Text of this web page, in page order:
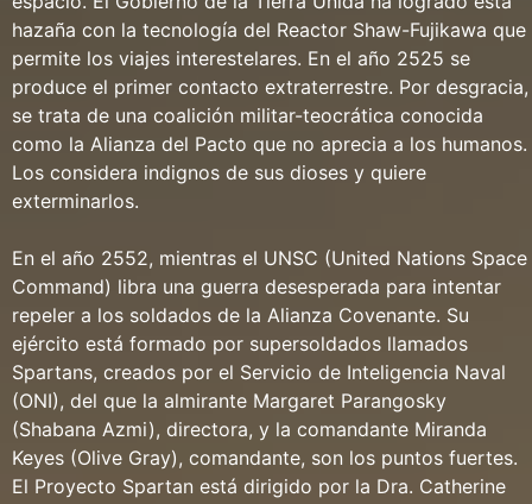
hazaña con la tecnología del Reactor Shaw-Fujikawa que
permite los viajes interestelares. En el año 2525 se
produce el primer contacto extraterrestre. Por desgracia,
se trata de una coalición militar-teocrática conocida
como la Alianza del Pacto que no aprecia a los humanos.
Los considera indignos de sus dioses y quiere
exterminarlos.
En el año 2552, mientras el UNSC (United Nations Space
Command) libra una guerra desesperada para intentar
repeler a los soldados de la Alianza Covenante. Su
ejército está formado por supersoldados llamados
Spartans, creados por el Servicio de Inteligencia Naval
(ONI), del que la almirante Margaret Parangosky
(Shabana Azmi), directora, y la comandante Miranda
Keyes (Olive Gray), comandante, son los puntos fuertes.
El Proyecto Spartan está dirigido por la Dra. Catherine